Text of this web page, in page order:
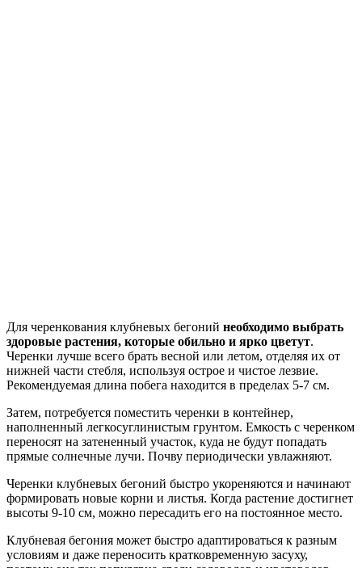
Для черенкования клубневых бегоний необходимо выбрать
здоровые растения, которые обильно и ярко цветут.
Черенки лучше всего брать весной или летом, отделяя их от
нижней части стебля, используя острое и чистое лезвие.
Рекомендуемая длина побега находится в пределах 5-7 см.
Затем, потребуется поместить черенки в контейнер,
наполненный легкосуглинистым грунтом. Емкость с черенком
переносят на затененный участок, куда не будут попадать
прямые солнечные лучи. Почву периодически увлажняют.
Черенки клубневых бегоний быстро укореняются и начинают
формировать новые корни и листья. Когда растение достигнет
высоты 9-10 см, можно пересадить его на постоянное место.
Клубневая бегония может быстро адаптироваться к разным
условиям и даже переносить кратковременную засуху,